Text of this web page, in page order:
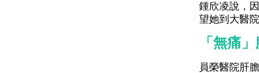
鍾欣凌說，
望她到大醫
「無痛
員榮醫院肝